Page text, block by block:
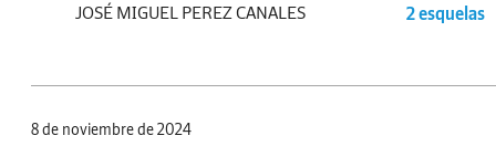
JOSÉ MIGUEL PEREZ CANALES 2 esquelas
8 de noviembre de 2024